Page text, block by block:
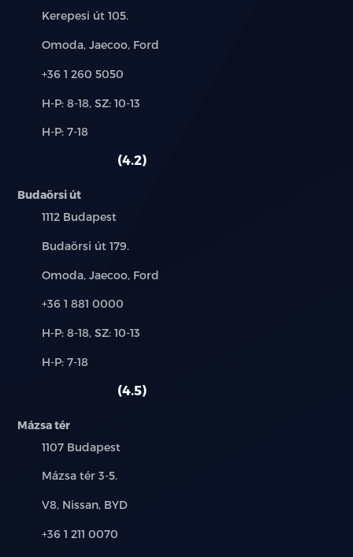
Cím:
Kerepesi út 105.
Márkák:
Omoda, Jaecoo, Ford
Telefon:
+36 1 260 5050
Új-
használt
H-P: 8-18, SZ: 10-13
Alkatrész,
H-P: 7-18
4.2
Budaörsi út
Település:
1112 Budapest
Cím:
Budaörsi út 179.
Márkák:
Omoda, Jaecoo, Ford
Telefon:
+36 1 881 0000
Új-
használt
H-P: 8-18, SZ: 10-13
Alkatrész,
H-P: 7-18
4.5
Mázsa tér
Település:
1107 Budapest
Cím:
Mázsa tér 3-5.
Márkák:
V8, Nissan, BYD
Telefon:
+36 1 211 0070